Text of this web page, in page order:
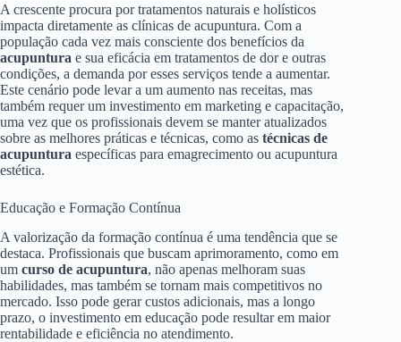
A crescente procura por tratamentos naturais e holísticos
impacta diretamente as clínicas de acupuntura. Com a
população cada vez mais consciente dos benefícios da
acupuntura e sua eficácia em tratamentos de dor e outras
condições, a demanda por esses serviços tende a aumentar.
Este cenário pode levar a um aumento nas receitas, mas
também requer um investimento em marketing e capacitação,
uma vez que os profissionais devem se manter atualizados
sobre as melhores práticas e técnicas, como as técnicas de
acupuntura específicas para emagrecimento ou acupuntura
estética.
Educação e Formação Contínua
A valorização da formação contínua é uma tendência que se
destaca. Profissionais que buscam aprimoramento, como em
um curso de acupuntura, não apenas melhoram suas
habilidades, mas também se tornam mais competitivos no
mercado. Isso pode gerar custos adicionais, mas a longo
prazo, o investimento em educação pode resultar em maior
rentabilidade e eficiência no atendimento.